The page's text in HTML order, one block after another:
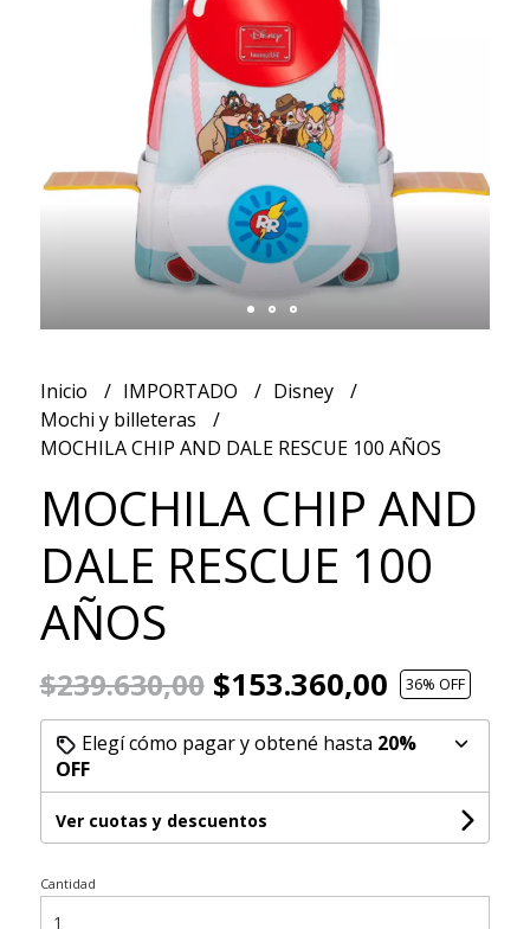
Inicio IMPORTADO
Disney
Mochi y billeteras
MOCHILA CHIP AND DALE RESCUE 100 AÑOS
MOCHILA CHIP AND
DALE RESCUE 100
AÑOS
$239.630,00$153.360,00 36% OFF
Elegí cómo pagar y obtené hasta 20%
OFF
Ver cuotas y descuentos
Cantidad